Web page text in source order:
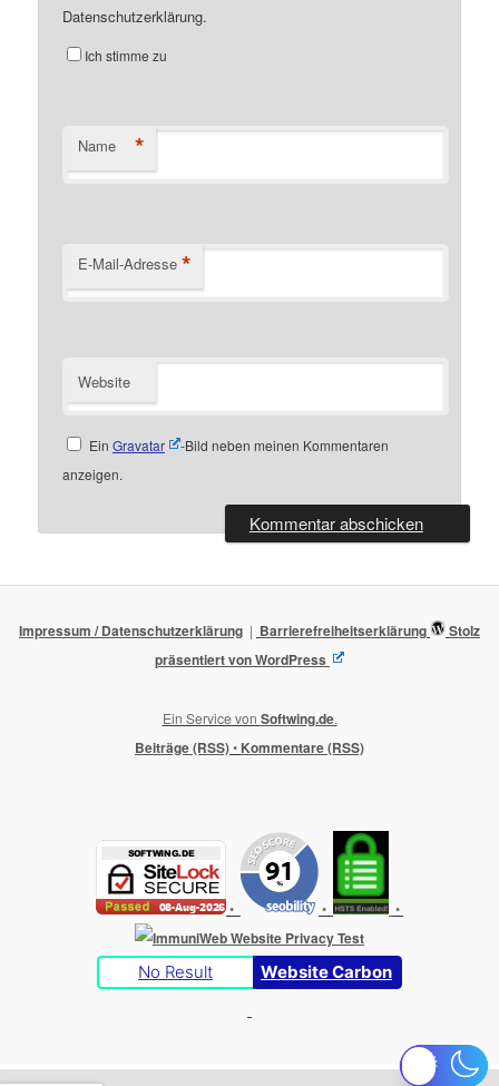
Datenschutzerklärung.
Ich stimme zu
Name *
E-Mail-Adresse *
Website
Ein Gravatar
-Bild neben meinen Kommentaren
anzeigen.
Impressum / Datenschutzerklärung Barrierefreiheitserklärung
Stolz
präsentiert von WordPress
Ein Service von Softwing.de.
Beiträge (RSS)• Kommentare (RSS)
• • •
No Result Website Carbon